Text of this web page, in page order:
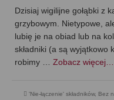
Dzisiaj wigilijne gołąbki z
grzybowym. Nietypowe,
lubię je na obiad lub na
składniki (a są wyjątkowo
robimy … Zobacz więcej…
'Nie-łączenie' składników, Bez